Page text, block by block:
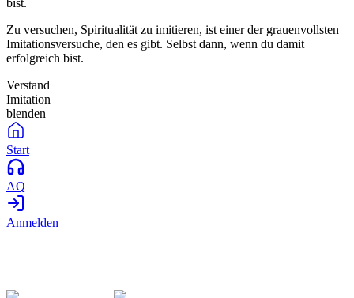
bist.
Zu versuchen, Spiritualität zu imitieren, ist einer der grauenvollsten
Imitationsversuche, den es gibt. Selbst dann, wenn du damit
erfolgreich bist.
Verstand
Imitation
blenden
Start
AQ
Anmelden